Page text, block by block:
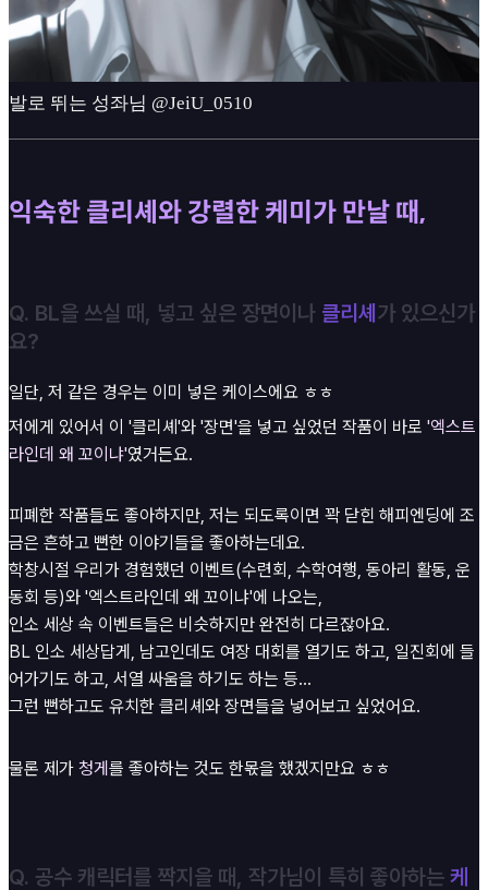
발로 뛰는 성좌님 @JeiU_0510
익숙한 클리셰와 강렬한 케미가 만날 때,
Q. BL을 쓰실 때, 넣고 싶은 장면이나 클리셰 가 있으신가
요?
일단, 저 같은 경우는 이미 넣은 케이스에요 ㅎㅎ
저에게 있어서 이 '클리셰'와 '장면'을 넣고 싶었던 작품이 바로 '엑스트
라인데 왜 꼬이냐'였거든요.
피폐한 작품들도 좋아하지만, 저는 되도록이면 꽉 닫힌 해피엔딩에 조
금은 흔하고 뻔한 이야기들을 좋아하는데요.
학창시절 우리가 경험했던 이벤트(수련회, 수학여행, 동아리 활동, 운
동회 등)와 '엑스트라인데 왜 꼬이냐'에 나오는,
인소 세상 속 이벤트들은 비슷하지만 완전히 다르잖아요.
BL 인소 세상답게, 남고인데도 여장 대회를 열기도 하고, 일진회에 들
어가기도 하고, 서열 싸움을 하기도 하는 등...
그런 뻔하고도 유치한 클리셰와 장면들을 넣어보고 싶었어요.
물론 제가 청게를 좋아하는 것도 한몫을 했겠지만요 ㅎㅎ
Q. 공수 캐릭터를 짝지을 때, 작가님이 특히 좋아하는 케